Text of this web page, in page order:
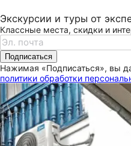
Экскурсии и туры от
Классные места, скидки и
Подписаться
Нажимая «Подписаться», вы
политики обработки